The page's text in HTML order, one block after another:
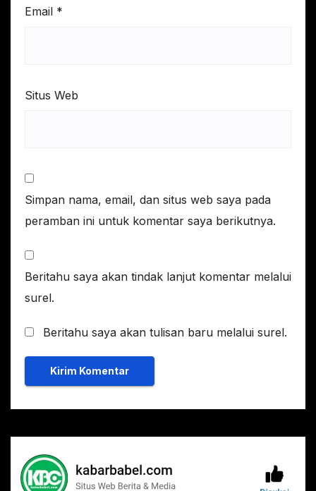
Email *
Situs Web
Simpan nama, email, dan situs web saya pada
peramban ini untuk komentar saya berikutnya.
Beritahu saya akan tindak lanjut komentar melalui
surel.
Beritahu saya akan tulisan baru melalui surel.